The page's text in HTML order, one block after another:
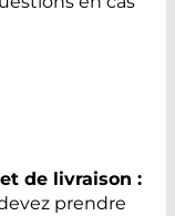
de livraison :
prendre